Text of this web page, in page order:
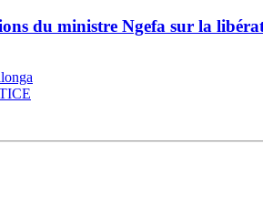
du ministre Ngefa sur la